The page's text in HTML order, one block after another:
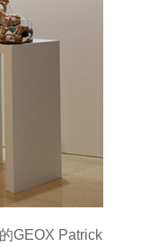
GEOX Patrick